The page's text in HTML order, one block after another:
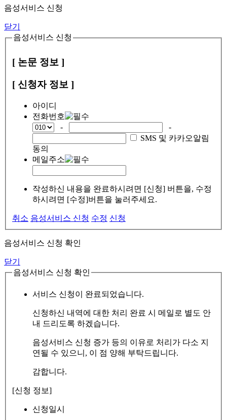
음성서비스 신청
닫기
음성서비스 신청
[ 논문 정보 ]
[ 신청자 정보 ]
아이디
전화번호
-
-
SMS 및 카카오알림
동의
메일주소
작성하신 내용을 완료하시려면 [신청] 버튼을, 수정
하시려면 [수정]버튼을 눌러주세요.
취소 음성서비스 신청 수정 신청
음성서비스 신청 확인
닫기
음성서비스 신청 확인
서비스 신청이 완료되었습니다.
신청하신 내역에 대한 처리 완료 시 메일로 별도 안
내 드리도록 하겠습니다.
음성서비스 신청 증가 등의 이유로 처리가 다소 지
연될 수 있으니, 이 점 양해 부탁드립니다.
감합니다.
[신청 정보]
신청일시